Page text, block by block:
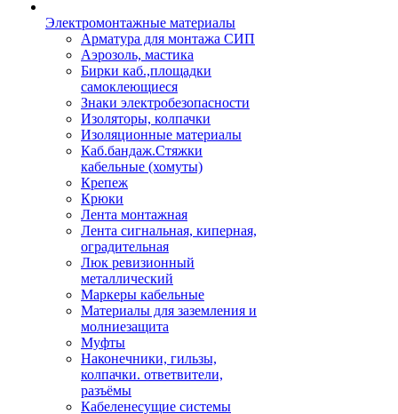
Электромонтажные материалы
Арматура для монтажа СИП
Аэрозоль, мастика
Бирки каб.,площадки
самоклеющиеся
Знаки электробезопасности
Изоляторы, колпачки
Изоляционные материалы
Каб.бандаж.Стяжки
кабельные (хомуты)
Крепеж
Крюки
Лента монтажная
Лента сигнальная, киперная,
оградительная
Люк ревизионный
металлический
Маркеры кабельные
Материалы для заземления и
молниезащита
Муфты
Наконечники, гильзы,
колпачки. ответвители,
разъёмы
Кабеленесущие системы